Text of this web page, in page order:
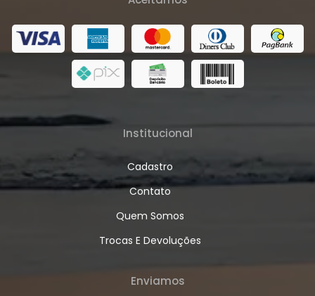
Institucional
Cadastro
Contato
Quem Somos
Trocas E Devoluções
Enviamos